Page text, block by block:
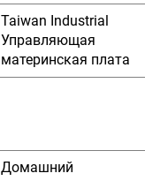
Taiwan Industrial
Управляющая
материнская плата
Домашний